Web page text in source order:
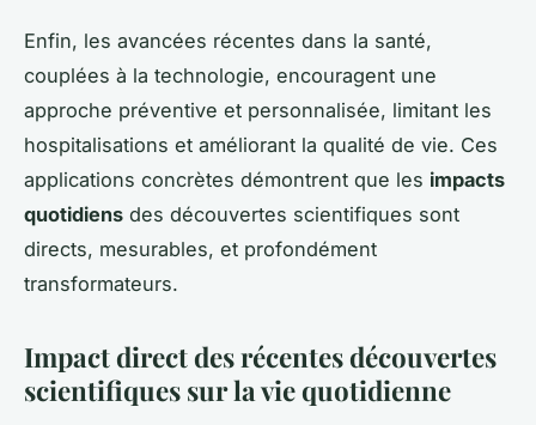
Enfin, les avancées récentes dans la santé,
couplées à la technologie, encouragent une
approche préventive et personnalisée, limitant les
hospitalisations et améliorant la qualité de vie. Ces
applications concrètes démontrent que les impacts
quotidiens des découvertes scientifiques sont
directs, mesurables, et profondément
transformateurs.
Impact direct des récentes découvertes
scientifiques sur la vie quotidienne